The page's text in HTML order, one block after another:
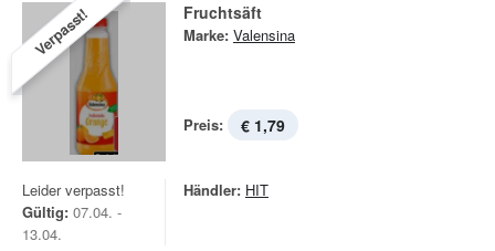
Verpasst! Fruchtsäft
Marke: Valensina
Preis: € 1,79
Leider verpasst!
Gültig: 07.04. -
13.04.
Händler: HIT